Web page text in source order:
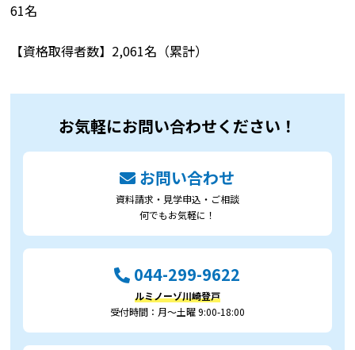
61名
【資格取得者数】2,061名（累計）
お気軽にお問い合わせください！
お問い合わせ
資料請求・見学申込・ご相談
何でもお気軽に！
044-299-9622
ルミノーゾ川崎登戸
受付時間：月～土曜 9:00-18:00